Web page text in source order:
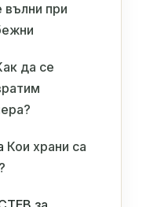
при
да се
Кои храни са